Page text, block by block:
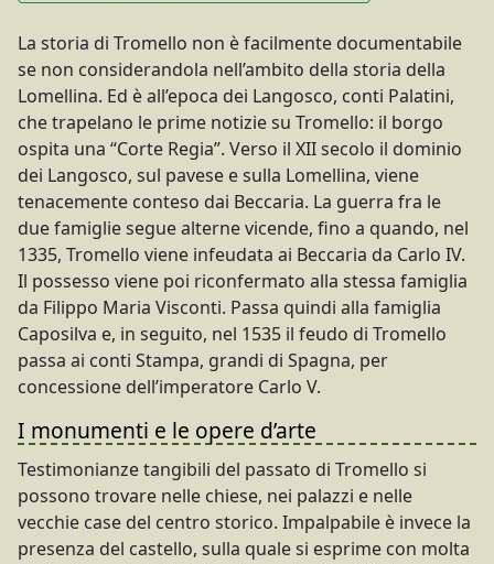
La storia di Tromello non è facilmente documentabile
se non considerandola nell’ambito della storia della
Lomellina. Ed è all’epoca dei Langosco, conti Palatini,
che trapelano le prime notizie su Tromello: il borgo
ospita una “Corte Regia”. Verso il XII secolo il dominio
dei Langosco, sul pavese e sulla Lomellina, viene
tenacemente conteso dai Beccaria. La guerra fra le
due famiglie segue alterne vicende, fino a quando, nel
1335, Tromello viene infeudata ai Beccaria da Carlo IV.
Il possesso viene poi riconfermato alla stessa famiglia
da Filippo Maria Visconti. Passa quindi alla famiglia
Caposilva e, in seguito, nel 1535 il feudo di Tromello
passa ai conti Stampa, grandi di Spagna, per
concessione dell’imperatore Carlo V.
I monumenti e le opere d’arte
Testimonianze tangibili del passato di Tromello si
possono trovare nelle chiese, nei palazzi e nelle
vecchie case del centro storico. Impalpabile è invece la
presenza del castello, sulla quale si esprime con molta